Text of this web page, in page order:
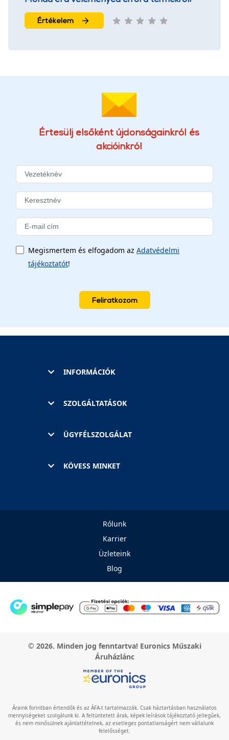
Értékelem
Értesülj elsőként újdonságainkról és
akcióinkról
Megismertem és elfogadom az Adatvédelmi
tájékoztatót!
Feliratkozom
INFORMÁCIÓK
SZOLGÁLTATÁSOK
ÜGYFÉLSZOLGÁLAT
KÖVESS MINKET
Rólunk
Karrier
Üzleteink
Blog
© 2026. Minden jog fenntartva! Euronics Műszaki
Áruházlánc
Áraink forintban értendők és az ÁFA-t tartalmazzák. Csak háztartásban használatos
mennyiségeket szolgálunk ki. A feltüntetett árak, képek leírások tájékoztató jellegűek,
és nem minősülnek ajánlattételnek, az esetleges pontatlanságért nem vállalunk
felelősséget.